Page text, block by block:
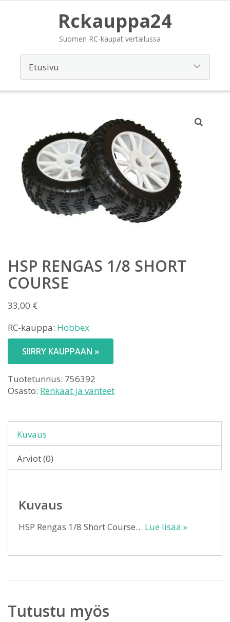
Rckauppa24
Suomen RC-kaupat vertailussa
HSP RENGAS 1/8 SHORT
COURSE
33,00 €
RC-kauppa: Hobbex
SIIRRY KAUPPAAN »
Tuotetunnus: 756392
Osasto: Renkaat ja vanteet
Kuvaus
Arviot (0)
Kuvaus
HSP Rengas 1/8 Short Course… Lue lisää »
Tutustu myös